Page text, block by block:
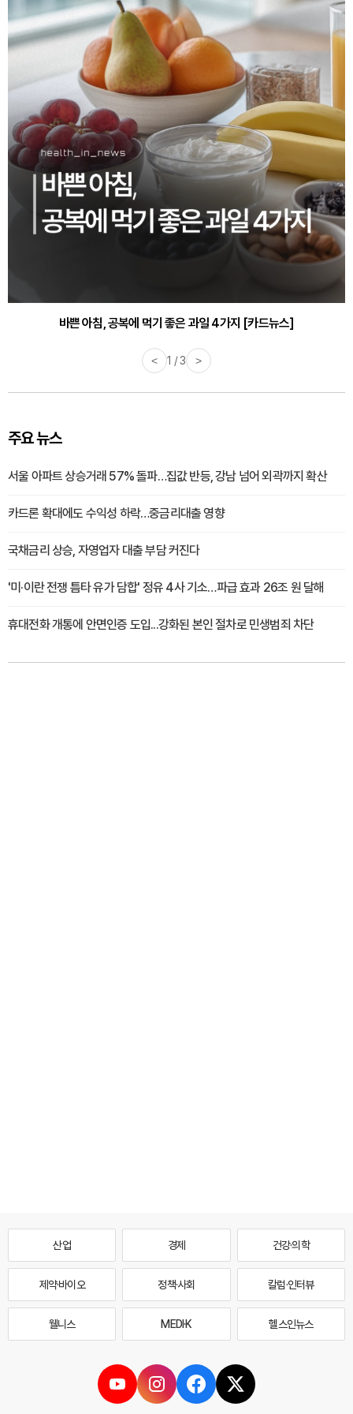
바쁜 아침, 공복에 먹기 좋은 과일 4가지 [카드뉴스]
< 1 / 3 >
주요 뉴스
서울 아파트 상승거래 57% 돌파…집값 반등, 강남 넘어 외곽까지 확산
카드론 확대에도 수익성 하락…중금리대출 영향
국채금리 상승, 자영업자 대출 부담 커진다
'미·이란 전쟁 틈타 유가 담합' 정유 4사 기소…파급 효과 26조 원 달해
휴대전화 개통에 안면인증 도입...강화된 본인 절차로 민생범죄 차단
산업 경제 건강·의학
제약·바이오 정책·사회 칼럼·인터뷰
웰니스 MEDI·K 헬스인뉴스